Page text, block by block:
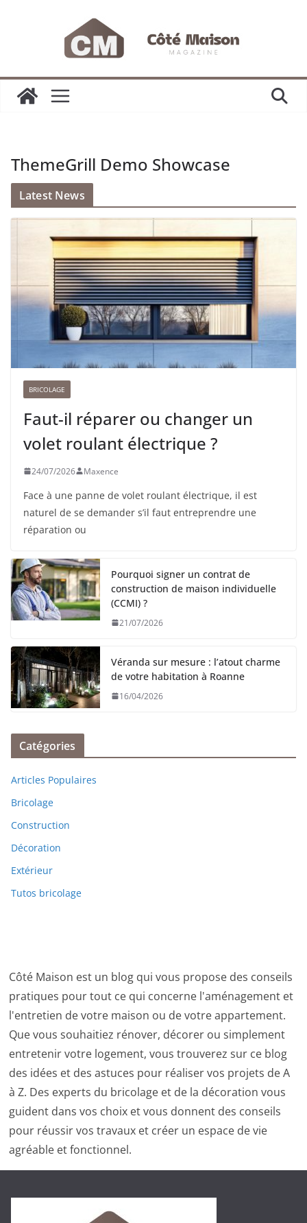
ThemeGrill Demo Showcase
Latest News
BRICOLAGE
Faut-il réparer ou changer un
volet roulant électrique ?
24/07/2026 Maxence
Face à une panne de volet roulant électrique, il est
naturel de se demander s’il faut entreprendre une
réparation ou
Pourquoi signer un contrat de
construction de maison individuelle
(CCMI) ?
21/07/2026
Véranda sur mesure : l’atout charme
de votre habitation à Roanne
16/04/2026
Catégories
Articles Populaires
Bricolage
Construction
Décoration
Extérieur
Tutos bricolage
Côté Maison est un blog qui vous propose des conseils
pratiques pour tout ce qui concerne l'aménagement et
l'entretien de votre maison ou de votre appartement.
Que vous souhaitiez rénover, décorer ou simplement
entretenir votre logement, vous trouverez sur ce blog
des idées et des astuces pour réaliser vos projets de A
à Z. Des experts du bricolage et de la décoration vous
guident dans vos choix et vous donnent des conseils
pour réussir vos travaux et créer un espace de vie
agréable et fonctionnel.